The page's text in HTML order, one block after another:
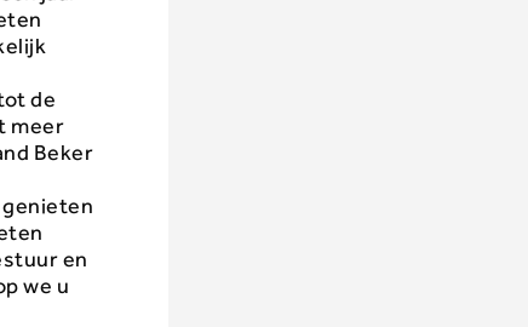
de
meer
Beker
genieten
en
we u